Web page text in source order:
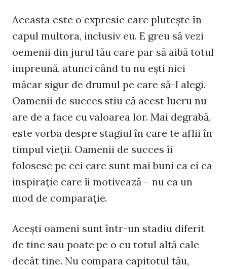
Aceasta este o expresie care plutește în
capul multora, inclusiv eu. E greu să vezi
oemenii din jurul tău care par să aibă totul
impreună, atunci când tu nu ești nici
măcar sigur de drumul pe care să-l alegi.
Oamenii de succes stiu că acest lucru nu
are de a face cu valoarea lor. Mai degrabă,
este vorba despre stagiul în care te aflii în
timpul vieții. Oamenii de succes îi
folosesc pe cei care sunt mai buni ca ei ca
inspirație care îi motivează – nu ca un
mod de comparație.
Acești oameni sunt într-un stadiu diferit
de tine sau poate pe o cu totul altă cale
decât tine. Nu compara capitotul tău,